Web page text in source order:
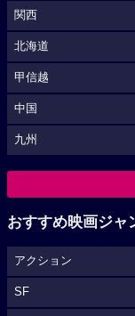
関西
北海道
甲信越
中国
九州
おすすめ映画ジャ
アクション
SF